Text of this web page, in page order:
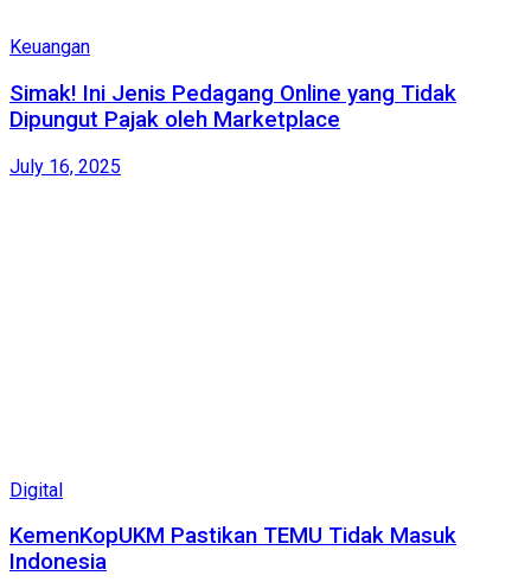
Keuangan
Simak! Ini Jenis Pedagang Online yang Tidak
Dipungut Pajak oleh Marketplace
July 16, 2025
Digital
KemenKopUKM Pastikan TEMU Tidak Masuk
Indonesia